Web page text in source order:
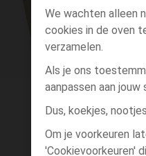
We wachten alleen
cookies in de oven
verzamelen.
Als je ons
aanpassen aan jouw
Dus, koekjes,
Om je voorkeuren
'Cookievoorkeuren'